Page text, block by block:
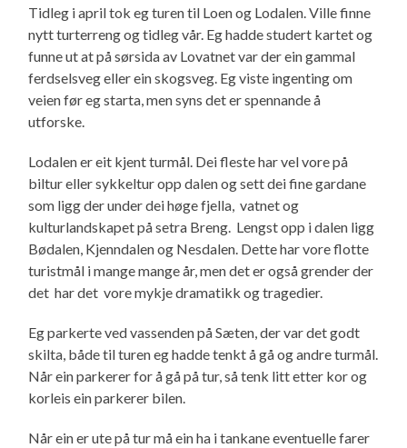
Tidleg i april tok eg turen til Loen og Lodalen. Ville finne
nytt turterreng og tidleg vår. Eg hadde studert kartet og
funne ut at på sørsida av Lovatnet var der ein gammal
ferdselsveg eller ein skogsveg. Eg viste ingenting om
veien før eg starta, men syns det er spennande å
utforske.
Lodalen er eit kjent turmål. Dei fleste har vel vore på
biltur eller sykkeltur opp dalen og sett dei fine gardane
som ligg der under dei høge fjella, vatnet og
kulturlandskapet på setra Breng. Lengst opp i dalen ligg
Bødalen, Kjenndalen og Nesdalen. Dette har vore flotte
turistmål i mange mange år, men det er også grender der
det har det vore mykje dramatikk og tragedier.
Eg parkerte ved vassenden på Sæten, der var det godt
skilta, både til turen eg hadde tenkt å gå og andre turmål.
Når ein parkerer for å gå på tur, så tenk litt etter kor og
korleis ein parkerer bilen.
Når ein er ute på tur må ein ha i tankane eventuelle farer